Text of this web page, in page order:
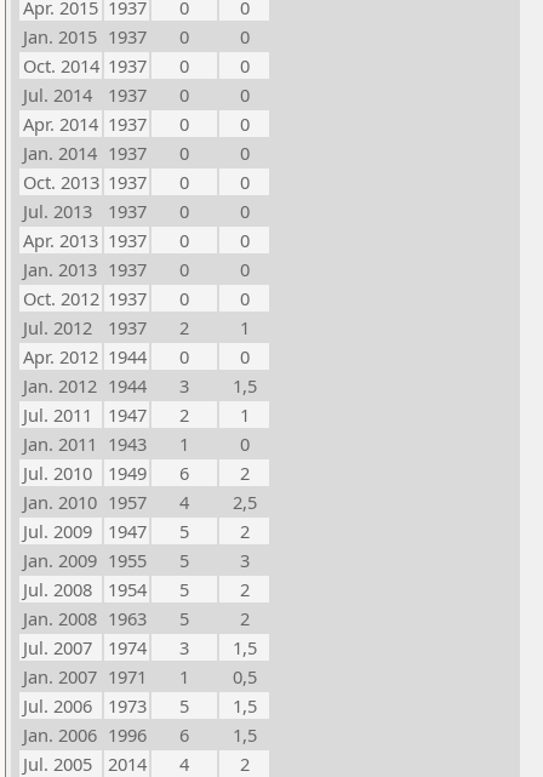
Apr. 2015 1937 0
0
Jan. 2015 1937 0
0
Oct. 2014 1937 0
0
Jul. 2014
1937 0
0
Apr. 2014 1937 0
0
Jan. 2014 1937 0
0
Oct. 2013 1937 0
0
Jul. 2013
1937 0
0
Apr. 2013 1937 0
0
Jan. 2013 1937 0
0
Oct. 2012 1937 0
0
Jul. 2012
1937 2
1
Apr. 2012 1944 0
0
Jan. 2012 1944 3
1,5
Jul. 2011
1947 2
1
Jan. 2011 1943 1
0
Jul. 2010
1949 6
2
Jan. 2010 1957 4
2,5
Jul. 2009
1947 5
2
Jan. 2009 1955 5
3
Jul. 2008
1954 5
2
Jan. 2008 1963 5
2
Jul. 2007
1974 3
1,5
Jan. 2007 1971 1
0,5
Jul. 2006
1973 5
1,5
Jan. 2006 1996 6
1,5
Jul. 2005
2014 4
2